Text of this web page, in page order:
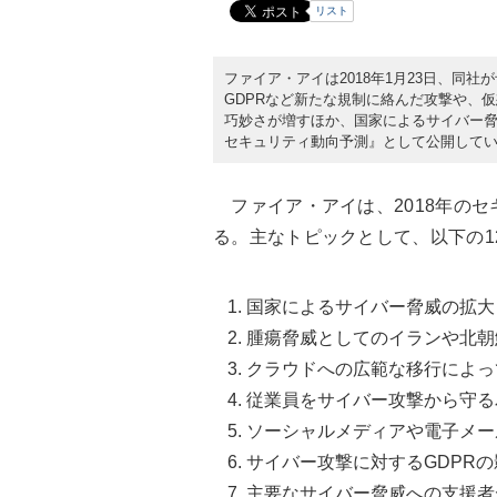
リスト
ファイア・アイは2018年1月23日、同社
GDPRなど新たな規制に絡んだ攻撃や、
巧妙さが増すほか、国家によるサイバー
セキュリティ動向予測』として公開して
ファイア・アイは、2018年のセ
る。主なトピックとして、以下の
国家によるサイバー脅威の拡大
腫瘍脅威としてのイランや北
クラウドへの広範な移行によ
従業員をサイバー攻撃から守
ソーシャルメディアや電子メ
サイバー攻撃に対するGDPR